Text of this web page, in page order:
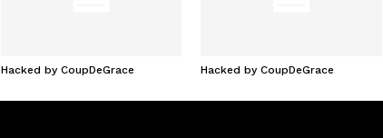
Hacked by CoupDeGrace Hacked by CoupDeGrace